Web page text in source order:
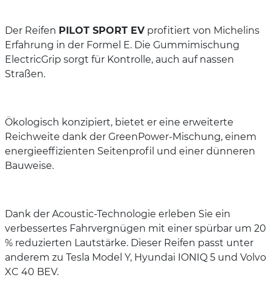
Der Reifen PILOT SPORT EV profitiert von Michelins
Erfahrung in der Formel E. Die Gummimischung
ElectricGrip sorgt für Kontrolle, auch auf nassen
Straßen.
Ökologisch konzipiert, bietet er eine erweiterte
Reichweite dank der GreenPower-Mischung, einem
energieeffizienten Seitenprofil und einer dünneren
Bauweise.
Dank der Acoustic-Technologie erleben Sie ein
verbessertes Fahrvergnügen mit einer spürbar um 20
% reduzierten Lautstärke. Dieser Reifen passt unter
anderem zu Tesla Model Y, Hyundai IONIQ 5 und Volvo
XC 40 BEV.